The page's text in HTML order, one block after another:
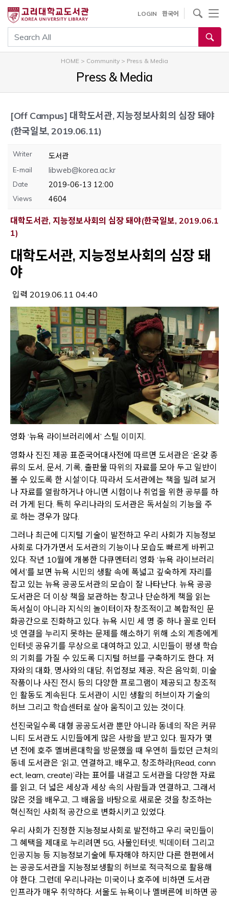
건
기
통합검색
LOGIN 한국어
사이트내 검색
HOME > Community > Press & Media
Press & Media
[Off Campus] 대학도서관, 지능정보사회의 심장 돼야
(한국일보, 2019.06.11)
Writer 도서관
E-mail libweb@korea.ac.kr
Date 2019-06-13 12:00
Views 4604
대학도서관, 지능정보사회의 심장 돼야(한국일보, 2019.06.1
1)
대학도서관, 지능정보사회의 심장 돼
야
입력 2019.06.11 04:40
영화 ‘뉴욕 라이브러리에서’ 스틸 이미지.
영화사 진진 제공 표준국어대사전에 따르면 도서관은 ‘온갖 종
류의 도서, 문서, 기록, 출판물 따위의 자료를 모아 두고 일반이
볼 수 있도록 한 시설’이다. 따라서 도서관에는 책을 빌려 보거
나 자료를 열람하거나 아니면 시험이나 취업을 위한 공부를 하
러 가게 된다. 특히 우리나라의 도서관은 독서실의 기능을 주
로 하는 경우가 많다.
그러나 최근에 디지털 기술이 발전하고 우리 사회가 지능정보
사회로 다가가면서 도서관의 기능이나 모습도 빠르게 바뀌고
있다. 작년 10월에 개봉한 다큐멘터리 영화 ‘뉴욕 라이브러리
에서’를 보면 뉴욕 시민의 생활 속에 폭넓고 깊숙하게 자리를
잡고 있는 뉴욕 공공도서관의 모습이 잘 나타난다. 뉴욕 공공
도서관은 더 이상 책을 보관하는 창고나 단순하게 책을 읽는
독서실이 아니라 지식의 놀이터이자 창조적이고 복합적인 문
화공간으로 진화하고 있다. 뉴욕 시민 세 명 중 하나 꼴로 인터
넷 연결을 누리지 못하는 문제를 해소하기 위해 소외 계층에게
인터넷 공유기를 무상으로 대여하고 있고, 시민들이 평생 학습
의 기회를 가질 수 있도록 디지털 허브를 구축하기도 한다. 저
자와의 대화, 명사와의 대담, 취업정보 제공, 작은 음악회, 미술
작품이나 사진 전시 등의 다양한 프로그램이 제공되고 창조적
인 활동도 계속된다. 도서관이 시민 생활의 허브이자 기술의
허브 그리고 학습센터로 살아 움직이고 있는 것이다.
선진국일수록 대형 공공도서관 뿐만 아니라 동네의 작은 커뮤
니티 도서관도 시민들에게 많은 사랑을 받고 있다. 필자가 몇
년 전에 호주 멜버른대학을 방문했을 때 우연히 들렀던 근처의
동네 도서관은 ‘읽고, 연결하고, 배우고, 창조하라(Read, conn
ect, learn, create)’라는 표어를 내걸고 도서관을 다양한 자료
를 읽고, 더 넓은 세상과 세상 속의 사람들과 연결하고, 그래서
많은 것을 배우고, 그 배움을 바탕으로 새로운 것을 창조하는
혁신적인 사회적 공간으로 변화시키고 있었다.
우리 사회가 진정한 지능정보사회로 발전하고 우리 국민들이
그 혜택을 제대로 누리려면 5G, 사물인터넷, 빅데이터 그리고
인공지능 등 지능정보기술에 투자해야 하지만 다른 한편에서
는 공공도서관을 지능정보생활의 허브로 적극적으로 활용해
야 한다. 그런데 우리나라는 미국이나 호주에 비하면 도서관
인프라가 매우 취약하다. 서울도 뉴욕이나 멜버른에 비하면 공